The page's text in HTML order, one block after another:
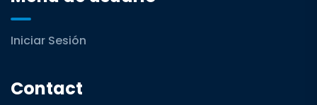
Iniciar Sesión
Contact